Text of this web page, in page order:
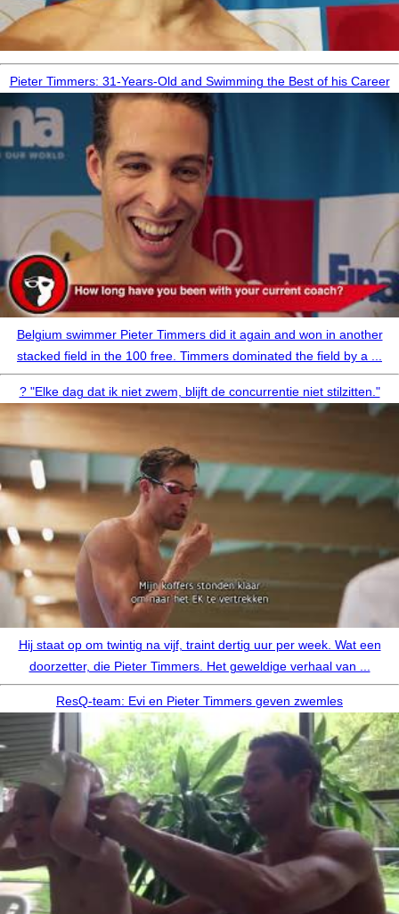
Pieter Timmers: 31-Years-Old and Swimming the Best of his Career
Belgium swimmer Pieter Timmers did it again and won in another
stacked field in the 100 free. Timmers dominated the field by a ...
?️ "Elke dag dat ik niet zwem, blijft de concurrentie niet stilzitten."
Hij staat op om twintig na vijf, traint dertig uur per week. Wat een
doorzetter, die Pieter Timmers. Het geweldige verhaal van ...
ResQ-team: Evi en Pieter Timmers geven zwemles